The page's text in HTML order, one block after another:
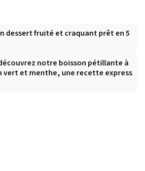
dessert fruité et craquant prêt en 5
notre boisson pétillante à
vert et menthe, une recette express